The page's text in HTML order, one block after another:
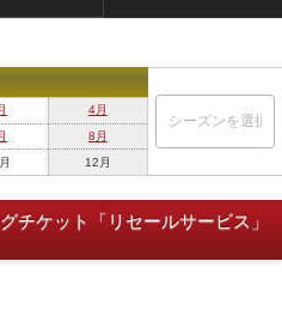
4月
8月
12月
チケット「リセールサービス」